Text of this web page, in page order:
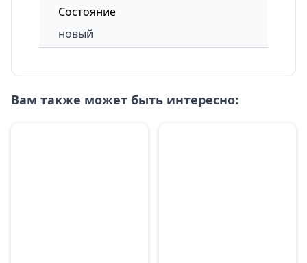
Состояние
новый
Вам также может быть интересно: